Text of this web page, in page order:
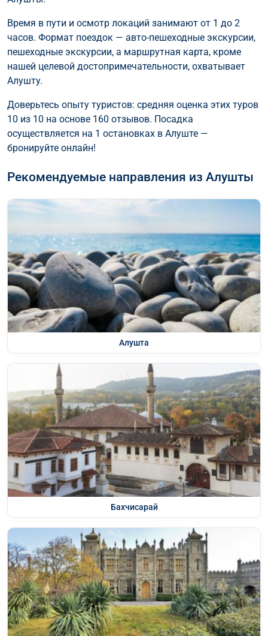
Время в пути и осмотр локаций занимают от 1 до 2
часов. Формат поездок — авто-пешеходные экскурсии,
пешеходные экскурcии, а маршрутная карта, кроме
нашей целевой достопримечательности, охватывает
Алушту.
Доверьтесь опыту туристов: средняя оценка этих туров
10 из 10 на основе 160 отзывов. Посадка
осуществляется на 1 остановках в Алуште —
бронируйте онлайн!
Рекомендуемые направления из Алушты
Алушта
Бахчисарай